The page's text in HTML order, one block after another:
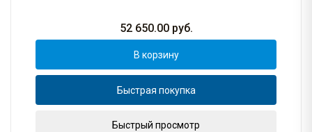
52 650.00руб.
В корзину
Быстрая покупка
Быстрый просмотр